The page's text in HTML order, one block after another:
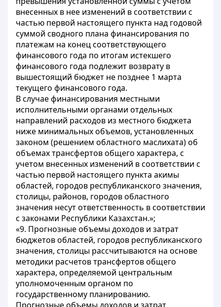
внесенных в нее изменений в соответствии с
частью первой настоящего пункта над годовой
суммой сводного плана финансирования по
платежам на конец соответствующего
финансового года по итогам истекшего
финансового года подлежит возврату в
вышестоящий бюджет не позднее 1 марта
текущего финансового года.
В случае финансирования местными
исполнительными органами отдельных
направлений расходов из местного бюджета
ниже минимальных объемов, установленных
законом (решением областного маслихата) об
объемах трансфертов общего характера, с
учетом внесенных изменений в соответствии с
частью первой настоящего пункта акимы
областей, городов республиканского значения,
столицы, районов, городов областного
значения несут ответственность в соответствии
с законами Республики Казахстан.»;
«9. Прогнозные объемы доходов и затрат
бюджетов областей, городов республиканского
значения, столицы рассчитываются на основе
методики расчетов трансфертов общего
характера, определяемой центральным
уполномоченным органом по
государственному планированию.